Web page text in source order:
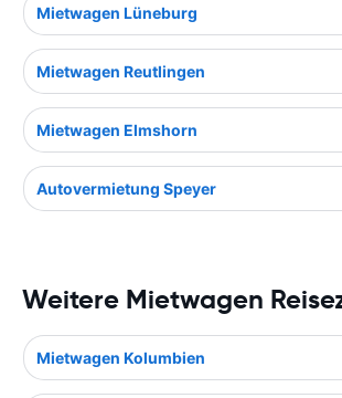
Mietwagen Lüneburg
Mietwagen Reutlingen
Mietwagen Elmshorn
Autovermietung Speyer
Weitere Mietwagen
Mietwagen Kolumbien